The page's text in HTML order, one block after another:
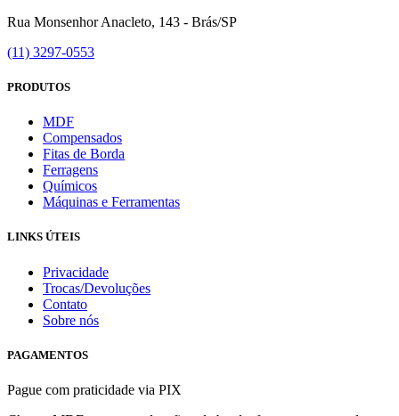
Rua Monsenhor Anacleto, 143 - Brás/SP
(11) 3297-0553
PRODUTOS
MDF
Compensados
Fitas de Borda
Ferragens
Químicos
Máquinas e Ferramentas
LINKS ÚTEIS
Privacidade
Trocas/Devoluções
Contato
Sobre nós
PAGAMENTOS
Pague com praticidade via PIX